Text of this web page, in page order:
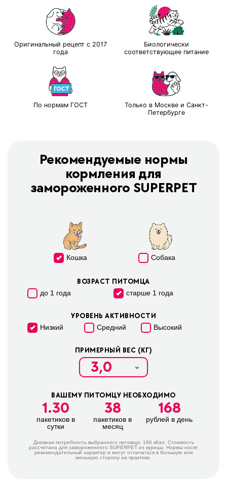
Оригинальный рецепт с 2017
года
Биологически
соответствующее питание
По нормам ГОСТ
Только в Москве и Санкт-
Петербурге
Рекомендуемые нормы
кормления для
замороженного SUPERPET
Кошка Собака
ВОЗРАСТ ПИТОМЦА
до 1 года старше 1 года
УРОВЕНЬ АКТИВНОСТИ
Низкий Средний Высокий
ПРИМЕРНЫЙ ВЕС (КГ)
ВАШЕМУ ПИТОМЦУ НЕОБХОДИМО
1.30
пакетиков в
сутки
38
пакетиков в
месяц
168
рублей в день
Дневная потребность выбранного питомца: 166 кКал. Стоимость
расcчитана для замороженного SUPERPET из курицы. Нормы носят
рекомендательный характер и могут отличаться в большую или
меньшую сторону на практике.